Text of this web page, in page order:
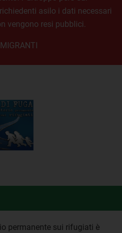
asilo i dati necessari
vengono resi pubblici.
MIGRANTI
permanente sui rifugiati è